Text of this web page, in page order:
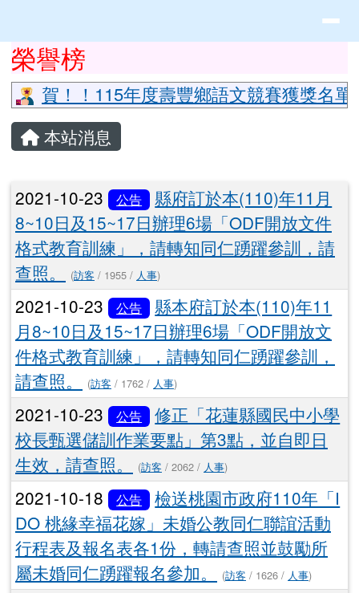
上中區域內容
榮譽榜
賀！！115年度壽豐鄉語文競賽獲獎名
主內容區域
本站消息
文章列表
2021-10-23 公告
縣府訂於本(110)年11月
8~10日及15~17日辦理6場「ODF開放文件
格式教育訓練」，請轉知同仁踴躍參訓，請
查照。
(訪客 / 1955 / 人事)
2021-10-23 公告
縣本府訂於本(110)年11
月8~10日及15~17日辦理6場「ODF開放文
件格式教育訓練」，請轉知同仁踴躍參訓，
請查照。
(訪客 / 1762 / 人事)
2021-10-23 公告
修正「花蓮縣國民中小學
校長甄選儲訓作業要點」第3點，並自即日
生效，請查照。
(訪客 / 2062 / 人事)
2021-10-18 公告
檢送桃園市政府110年「I
DO 桃緣幸福花嫁」未婚公教同仁聯誼活動
行程表及報名表各1份，轉請查照並鼓勵所
屬未婚同仁踴躍報名參加。
(訪客 / 1626 / 人事)
頁尾區域